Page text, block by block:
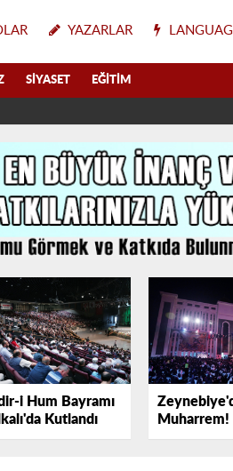
YAZARLAR
SIYASET EĞITIM
i Hum Bayramı
Kutlandı
Muharrem!